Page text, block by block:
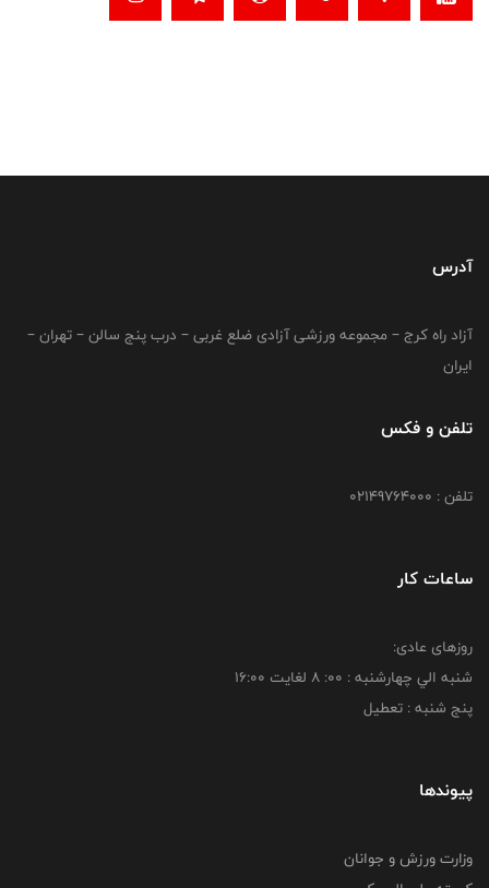
آدرس
آزاد راه کرج – مجموعه ورزشی آزادی ضلع غربی – درب پنج سالن – تهران –
ایران
تلفن و فکس
تلفن : 02149764000
ساعات کار
روزهای عادی:
شنبه الي چهارشنبه : 00: 8 لغايت 16:00
پنج شنبه : تعطیل
پیوندها
وزارت ورزش و جوانان